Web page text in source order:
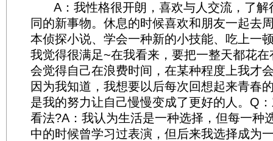
A：我性格很开朗，喜欢与人交流，了解
同的新事物。休息的时候喜欢和朋友一起去
本侦探小说、学会一种新的小技能、吃上一
我觉得很满足~在我看来，要把一整天都花
会觉得自己在浪费时间，在某种程度上我才
因为我知道，我想要以后每次回想起来青春
是我的努力让自己慢慢变成了更好的人。Q
看法?A：我认为生活是一种选择，但每一种
中的时候曾学习过表演，但后来我选择成为